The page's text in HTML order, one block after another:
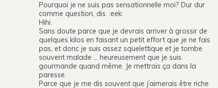
Pourquoi je ne suis pas sensationnelle moi? Dur dur
comme question, dis. :eek:
Hihi.
Sans doute parce que je devrais arriver à grossir de
quelques kilos en faisant un petit effort que je ne fais
pas, et donc je suis assez squelettique et je tombe
souvent malade … heureusement que je suis
gourmande quand même. Je mettrais ça dans la
paresse.
Parce que je me dis souvent que j’aimerais être riche